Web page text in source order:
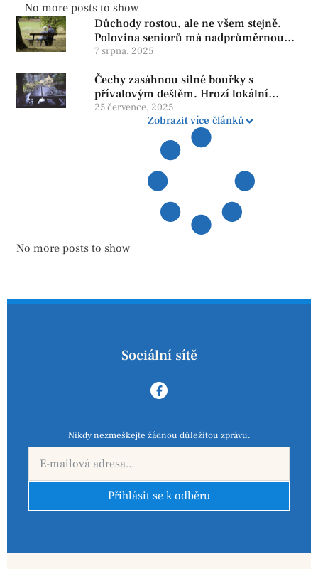
No more posts to show
Důchody rostou, ale ne všem stejně.
Polovina seniorů má nadprůměrnou
penzi, tisíce však žijí pod hranicí
reformy
7 srpna, 2025
Čechy zasáhnou silné bouřky s
přívalovým deštěm. Hrozí lokální
zatopení
25 července, 2025
Zobrazit více článků
No more posts to show
Sociální sítě
Nikdy nezmeškejte žádnou důležitou zprávu.
Přihlásit se k odběru